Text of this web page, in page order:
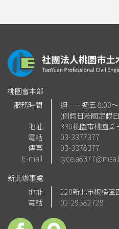
桃園會本部
服務時間
週一 ~ 週五 8:00
(例假日及國定假
地址
330桃園市桃園區
電話
03-3377377
傳真
03-3378377
E-mail
新北辦事處
地址
220新北市板橋區
電話
02-29582728